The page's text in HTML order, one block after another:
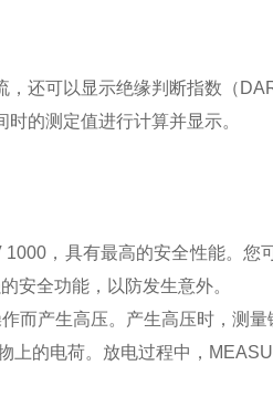
还可以显示绝缘判断指数（
的测定值进行计算并显示。
1000，具有最高的安全性能。
安全功能，以防发生意外。
而产生高压。产生高压时，测量
上的电荷。放电过程中，